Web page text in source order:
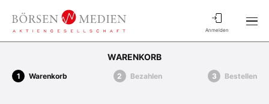
Anmelden
WARENKORB
Warenkorb Bezahlen Bestellen